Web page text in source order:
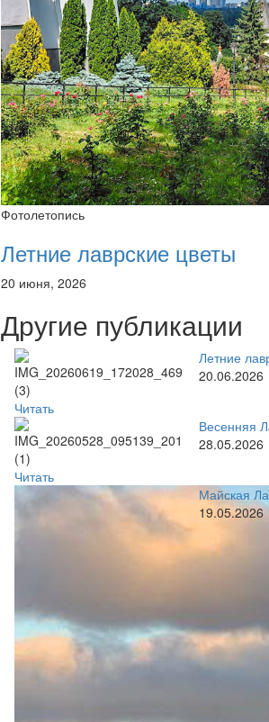
Фотолетопись
Летние лаврские цветы
20 июня, 2026
Другие публикации
Читать
Летние
20.06.2026
Читать
Весенняя
28.05.2026
Майская
19.05.2026